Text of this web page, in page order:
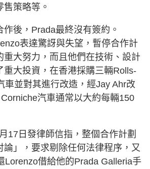
策略等。
後，Prada最終沒有簽約。
表達驚訝與失望，暫停合作計
重大努力，而且他們在技術、設計
重大投資，在香港採購三輛Rolls-
車並對其進行改造，經Jay Ahr改
汽車通常以大約每輛150
17日發律師信指，整個合作計劃
論」，要求剔除任何法律程序，又
Lorenzo借給他的Prada Galleria手